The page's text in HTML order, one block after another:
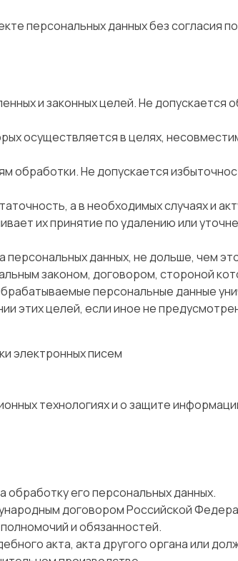
персональных данных без согласия
и законных целей. Не допускается
осуществляется в целях,
обработки. Не допускается
а в необходимых случаях и
их принятие по удалению или
данных, не дольше, чем
законом, договором, стороной
персональные данные
этих целей, если иное не
электронных писем
технологиях и о защите
обработку его персональных данных.
договором Российской
и обязанностей.
акта, акта другого органа или